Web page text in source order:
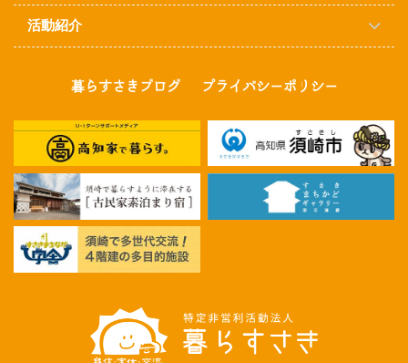
活動紹介
暮らすさきブログ プライバシーポリシー